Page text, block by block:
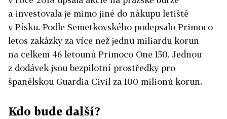
a investovala je mimo jiné do nákupu letiště
v Písku. Podle Semetkovského podepsalo Primoco
letos zakázky za více než jednu miliardu korun
na celkem 46 letounů Primoco One 150. Jednou
z dodávek jsou bezpilotní prostředky pro
španělskou Guardia Civil za 100 milionů korun.
Kdo bude další?